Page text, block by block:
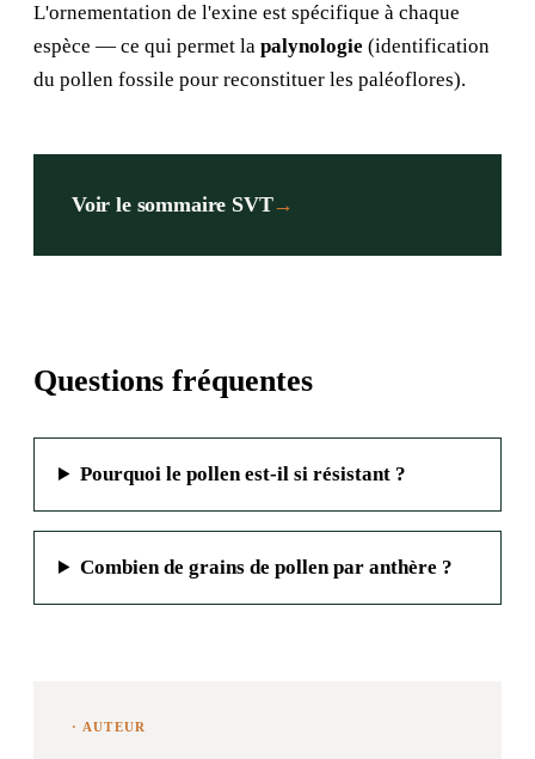
L'ornementation de l'exine est spécifique à chaque
espèce — ce qui permet la palynologie (identification
du pollen fossile pour reconstituer les paléoflores).
Voir le sommaire SVT→
Questions fréquentes
Pourquoi le pollen est-il si résistant ?
Combien de grains de pollen par anthère ?
· AUTEUR